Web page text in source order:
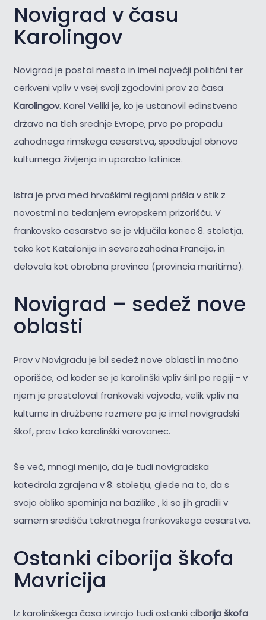
Novigrad v času
Karolingov
Novigrad je postal mesto in imel največji politični ter
cerkveni vpliv v vsej svoji zgodovini prav za časa
Karolingov. Karel Veliki je, ko je ustanovil edinstveno
državo na tleh srednje Evrope, prvo po propadu
zahodnega rimskega cesarstva, spodbujal obnovo
kulturnega življenja in uporabo latinice.
Istra je prva med hrvaškimi regijami prišla v stik z
novostmi na tedanjem evropskem prizorišču. V
frankovsko cesarstvo se je vključila konec 8. stoletja,
tako kot Katalonija in severozahodna Francija, in
delovala kot obrobna provinca (provincia maritima).
Novigrad – sedež nove
oblasti
Prav v Novigradu je bil sedež nove oblasti in močno
oporišče, od koder se je karolinški vpliv širil po regiji - v
njem je prestoloval frankovski vojvoda, velik vpliv na
kulturne in družbene razmere pa je imel novigradski
škof, prav tako karolinški varovanec.
Še več, mnogi menijo, da je tudi novigradska
katedrala zgrajena v 8. stoletju, glede na to, da s
svojo obliko spominja na bazilike , ki so jih gradili v
samem središču takratnega frankovskega cesarstva.
Ostanki ciborija škofa
Mavricija
Iz karolinškega časa izvirajo tudi ostanki ciborija škofa